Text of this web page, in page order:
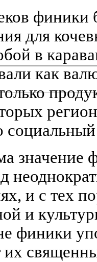
для
в
как
социальный
значение
и с тех
и
финики
их